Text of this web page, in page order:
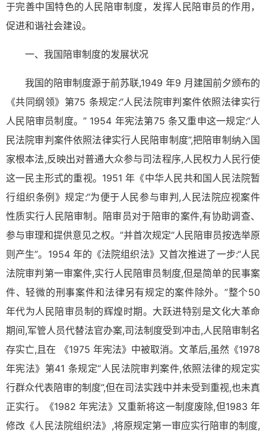
于完善中国特色的人民陪审制度，发挥人民陪审员的作用，
促进和谐社会建设。
一、我国陪审制度的发展状况
我国的陪审制度源于前苏联,1949 年9 月建国前夕颁布的
《共同纲领》第75 条规定:“人民法院审判案件依照法律实行
人民陪审员制度。” 1954 年宪法第75 条又重申这一规定:“人
民法院审判案件依照法律实行人民陪审制度”,把陪审制纳入国
家根本法,反映出对普通大众参与司法程序,人民权力人民行使
这一民主形式的重视。1951 年《中华人民共和国人民法院暂
行组织条例》规定:“为便于人民参与审判,人民法院应视案件
性质实行人民陪审制。陪审员对于陪审的案件,有协助调查、
参与审理和提供意见之权。”并首次规定“人民陪审员按选举原
则产生”。1954 年的《法院组织法》又首次推进了一步:“人民
法院审判第一审案件,实行人民陪审员制度,但是简单的民事案
件、轻微的刑事案件和法律另有规定的案件除外。”整个50
年代为人民陪审员制的辉煌时期。大跃进特别是文化大革命
期间,军管人员代替法官办案,司法制度受到冲击,人民陪审制名
存实亡,且在 《1975 年宪法》中被取消。文革后,虽然《1978
年宪法》第41 条规定“人民法院审判案件,依照法律的规定实
行群众代表陪审的制度”,但在司法实践中并未受到重视,也未真
正实行。《1982 年宪法》又重新将这一制度废除,但1983 年
修改《人民法院组织法》,将原规定第一审应实行陪审的制度,